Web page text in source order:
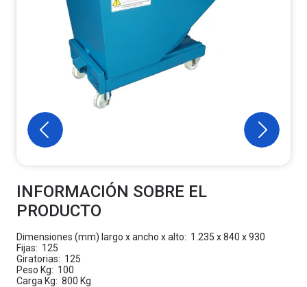
INFORMACIÓN SOBRE EL
PRODUCTO
Dimensiones (mm) largo x ancho x alto: 1.235 x 840 x 930
Fijas: 125
Giratorias: 125
Peso Kg: 100
Carga Kg: 800 Kg